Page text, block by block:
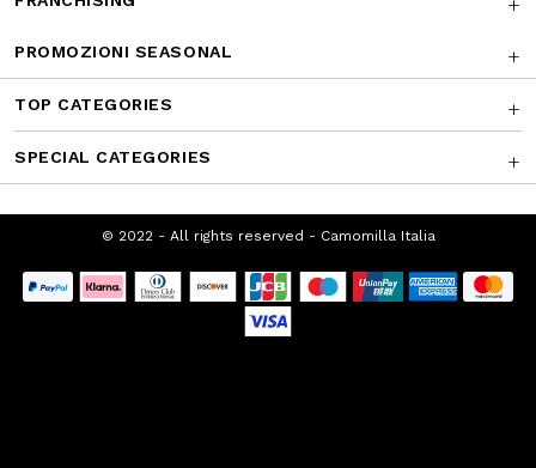
PROMOZIONI SEASONAL
TOP CATEGORIES
SPECIAL CATEGORIES
© 2022 - All rights reserved - Camomilla Italia